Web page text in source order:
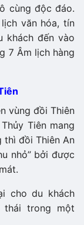
cùng độc đáo.
văn hóa, tín
khách đến vào
7 Âm lịch hàng
vùng đồi Thiên
Tiên mang
thì đồi Thiên An
nhỏ” bởi được
cho du khách
thái trong một